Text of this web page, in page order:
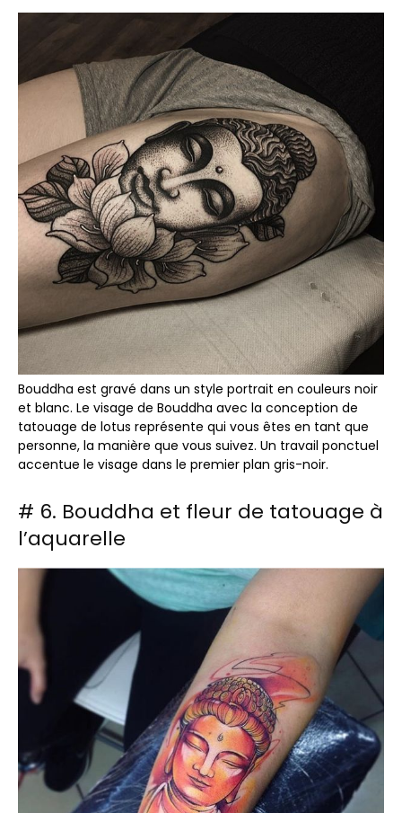
Bouddha est gravé dans un style portrait en couleurs noir
et blanc. Le visage de Bouddha avec la conception de
tatouage de lotus représente qui vous êtes en tant que
personne, la manière que vous suivez. Un travail ponctuel
accentue le visage dans le premier plan gris-noir.
# 6. Bouddha et fleur de tatouage à
l’aquarelle